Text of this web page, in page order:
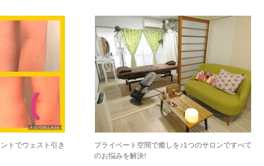
トでウェスト引き
プライベート空間で癒しを♪1つのサロンですべて
のお悩みを解決!